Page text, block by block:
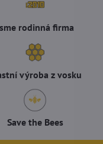
rodinná firma
výroba z vosku
Save the Bees